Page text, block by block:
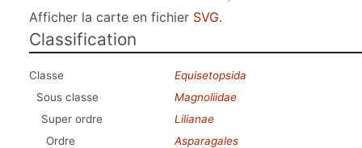
Afficher la carte en fichier SVG.
Classification
Classe
Equisetopsida
Sous classe
Magnoliidae
Super ordre
Lilianae
Ordre
Asparagales